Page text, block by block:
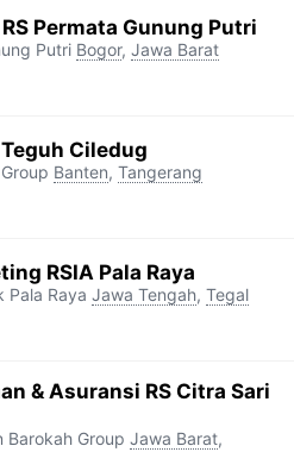
Permata Gunung Putri
Putri Bogor, Jawa Barat
Ciledug
Banten, Tangerang
RSIA Pala Raya
Pala Raya Jawa Tengah, Tegal
& Asuransi RS Citra Sari
Barokah Group Jawa Barat,